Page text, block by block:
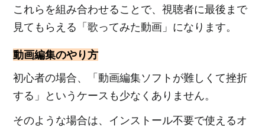
これらを組み合わせることで、視聴者に最後まで
見てもらえる「歌ってみた動画」になります。
動画編集のやり方
初心者の場合、「動画編集ソフトが難しくて挫折
する」というケースも少なくありません。
そのような場合は、インストール不要で使えるオ